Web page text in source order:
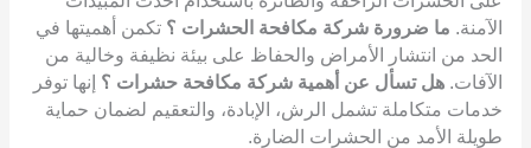
الآمنة. ما ضرورة شركة مكافحة الحشرات ؟ تكمن أهميتها في
الحد من انتشار الأمراض والحفاظ على بيئة نظيفة وخالية من
الآفات. هل تسأل عن أهمية شركة مكافحة حشرات ؟ إنها توفر
خدمات متكاملة تشمل الرش، الإبادة، والتعقيم لضمان حماية
طويلة الأمد من الحشرات الضارة.